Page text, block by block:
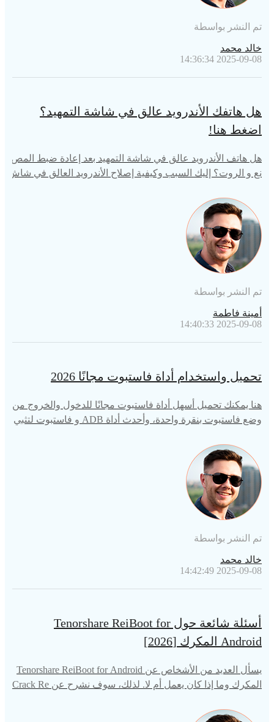
تم النشر بواسطة
خالد محمد
2025-09-08 14:36:34
هل هاتفك الأندرويد عالق في شاشة التمهيد؟
اضغط هنا!
هل هاتف الأندرويد عالق في شاشة التمهيد بعد إعادة ضبط المص
نع و الروت؟ إليك السبب وكيفية إصلاح الأندرويد العالق في شاش
تم النشر بواسطة
أمينة فاطمة
2025-09-08 14:40:33
تحميل واستخدام أداة فاستبوت مجانًا 2026
هنا يمكنك تحميل أسهل أداة فاستبوت مجانًا للدخول والخروج من
وضع فاستبوت بنقرة واحدة، وأحدث أداة ADB و فاستبوت لتثبي
تم النشر بواسطة
خالد محمد
2025-09-08 14:42:49
أسئلة شائعة حول Tenorshare ReiBoot for
Android المكرك [2026]
يسأل العديد من الأشخاص عن Tenorshare ReiBoot for Android
المكرك وما إذا كان يعمل أم لا. لذلك، سوف نشرح عن Crack Re